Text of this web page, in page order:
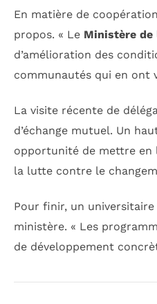
En matière de
propos. « Le Ministère de
d’amélioration des
communautés qui en ont
La visite récente de
d’échange mutuel. Un
opportunité de mettre en
la lutte contre le
Pour finir, un
ministère. « Les
de développement